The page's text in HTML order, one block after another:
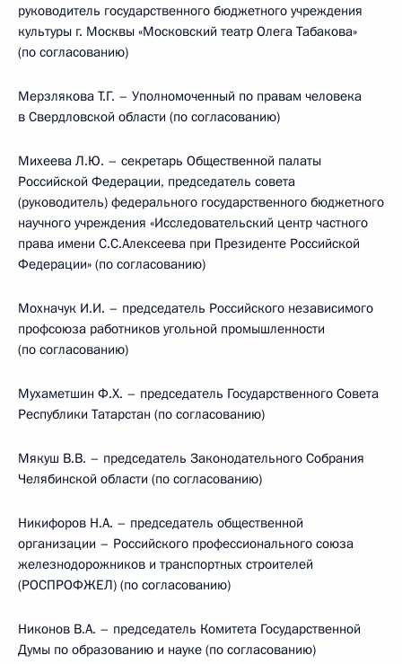
руководитель государственного бюджетного учреждения
культуры г. Москвы «Московский театр Олега Табакова»
(по согласованию)
Мерзлякова Т.Г. – Уполномоченный по правам человека
в Свердловской области (по согласованию)
Михеева Л.Ю. – секретарь Общественной палаты
Российской Федерации, председатель совета
(руководитель) федерального государственного бюджетного
научного учреждения «Исследовательский центр частного
права имени С.С.Алексеева при Президенте Российской
Федерации» (по согласованию)
Мохначук И.И. – председатель Российского независимого
профсоюза работников угольной промышленности
(по согласованию)
Мухаметшин Ф.Х. – председатель Государственного Совета
Республики Татарстан (по согласованию)
Мякуш В.В. – председатель Законодательного Собрания
Челябинской области (по согласованию)
Никифоров Н.А. – председатель общественной
организации – Российского профессионального союза
железнодорожников и транспортных строителей
(РОСПРОФЖЕЛ) (по согласованию)
Никонов В.А. – председатель Комитета Государственной
Думы по образованию и науке (по согласованию)